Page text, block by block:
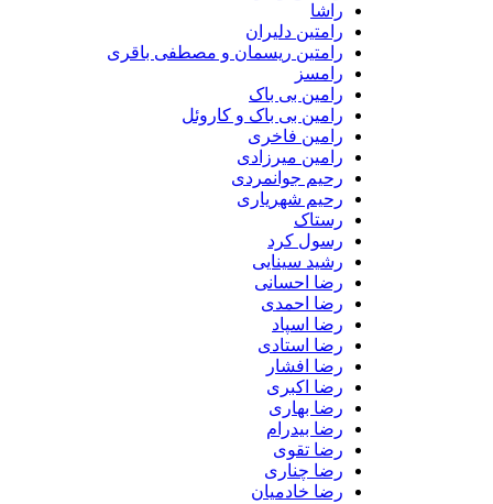
رامتین دلیران
رامتین ریسمان و مصطفی باقری
رامین بی باک
رامین بی باک و کاروئل
رامین فاخری
رامین میرزادی
رحیم جوانمردی
رحیم شهریاری
رستاک
رسول کرد
رشید سینایی
رضا احسانی
رضا احمدی
رضا اسپاد
رضا استادی
رضا افشار
رضا اکبری
رضا بهاری
رضا بیدرام
رضا تقوی
رضا چناری
رضا خادمیان